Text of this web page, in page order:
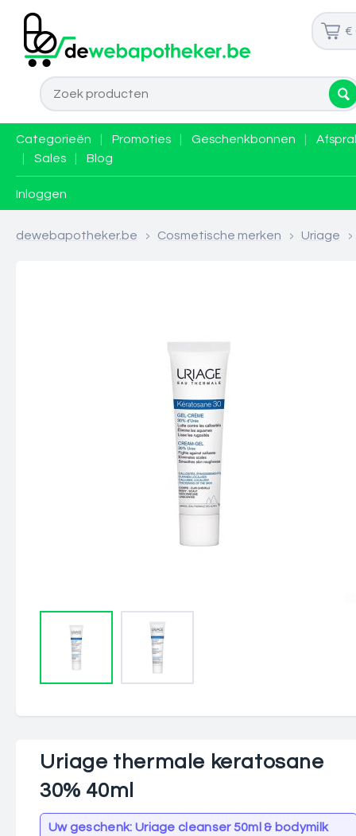
€
Categorieën Promoties Geschenkbonnen
Sales Blog
Inloggen
dewebapotheker.be > Cosmetische merken > Uriage >
Uriage thermale keratosane
30% 40ml
Uw geschenk: Uriage cleanser 50ml & bodymilk